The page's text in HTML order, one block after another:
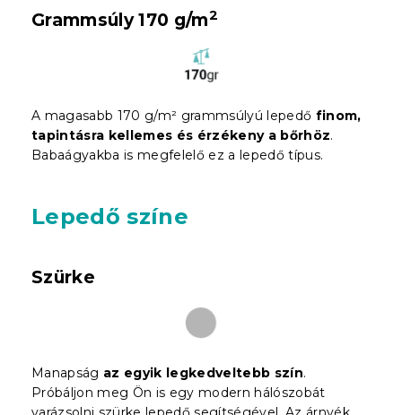
Grammsúly 170 g/m2
A magasabb 170 g/m² grammsúlyú lepedő finom,
tapintásra kellemes és érzékeny a bőrhöz.
Babaágyakba is megfelelő ez a lepedő típus.
Lepedő színe
Szürke
Manapság az egyik legkedveltebb szín.
Próbáljon meg Ön is egy modern hálószobát